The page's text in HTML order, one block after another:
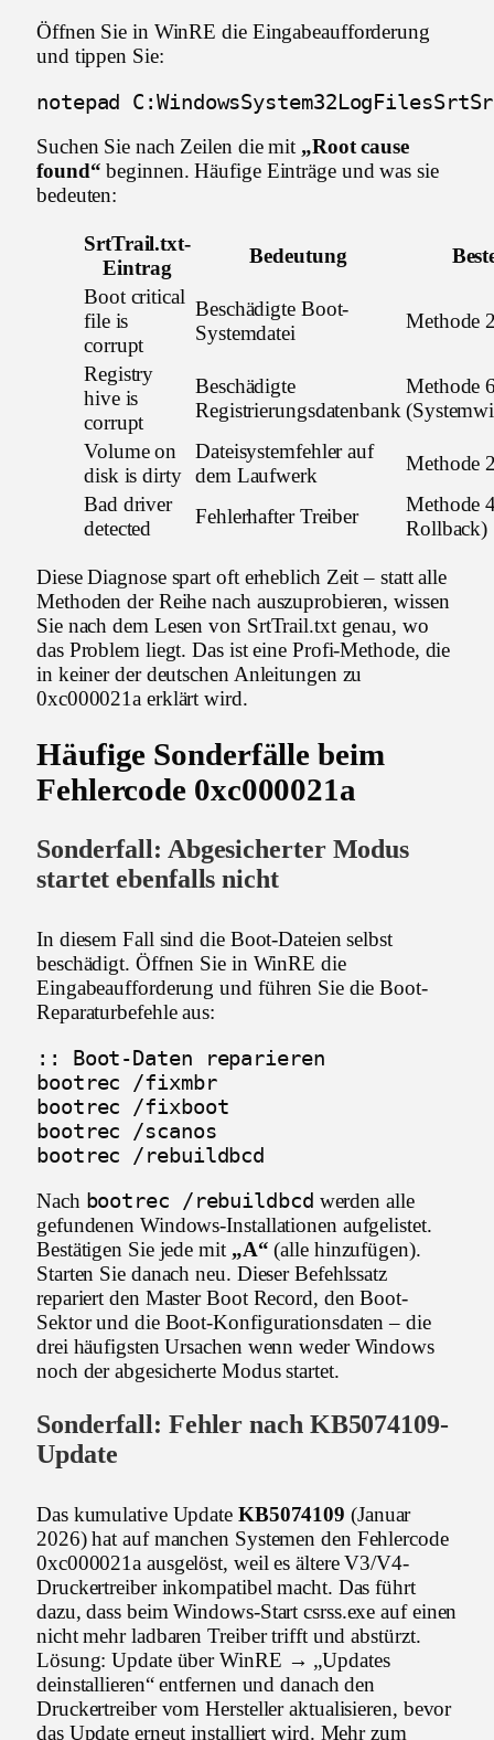
Öffnen Sie in WinRE die Eingabeaufforderung
und tippen Sie:
notepad
Suchen Sie nach Zeilen die mit „Root cause
found“ beginnen. Häufige Einträge und was sie
bedeuten:
SrtTrail.txt-
Eintrag
Bedeutung
Boot critical
file is
corrupt
Beschädigte Boot-
Systemdatei
Methode
Registry
hive is
corrupt
Beschädigte
Registrierungsdatenbank
Methode
Volume on
disk is dirty
Dateisystemfehler auf
dem Laufwerk
Methode
Bad driver
detected
Fehlerhafter Treiber
Methode
Rollback)
Diese Diagnose spart oft erheblich Zeit – statt alle
Methoden der Reihe nach auszuprobieren, wissen
Sie nach dem Lesen von SrtTrail.txt genau, wo
das Problem liegt. Das ist eine Profi-Methode, die
in keiner der deutschen Anleitungen zu
0xc000021a erklärt wird.
Häufige Sonderfälle beim
Fehlercode 0xc000021a
Sonderfall: Abgesicherter Modus
startet ebenfalls nicht
In diesem Fall sind die Boot-Dateien selbst
beschädigt. Öffnen Sie in WinRE die
Eingabeaufforderung und führen Sie die Boot-
Reparaturbefehle aus:
:: Boot-Daten reparieren
bootrec /fixmbr
bootrec /fixboot
bootrec /scanos
bootrec /rebuildbcd
Nach bootrec /rebuildbcd werden alle
gefundenen Windows-Installationen aufgelistet.
Bestätigen Sie jede mit „A“ (alle hinzufügen).
Starten Sie danach neu. Dieser Befehlssatz
repariert den Master Boot Record, den Boot-
Sektor und die Boot-Konfigurationsdaten – die
drei häufigsten Ursachen wenn weder Windows
noch der abgesicherte Modus startet.
Sonderfall: Fehler nach KB5074109-
Update
Das kumulative Update KB5074109 (Januar
2026) hat auf manchen Systemen den Fehlercode
0xc000021a ausgelöst, weil es ältere V3/V4-
Druckertreiber inkompatibel macht. Das führt
dazu, dass beim Windows-Start csrss.exe auf einen
nicht mehr ladbaren Treiber trifft und abstürzt.
Lösung: Update über WinRE → „Updates
deinstallieren“ entfernen und danach den
Druckertreiber vom Hersteller aktualisieren, bevor
das Update erneut installiert wird. Mehr zum